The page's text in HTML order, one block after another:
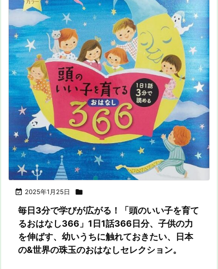
 2025年1月25日 
毎日3分で学びが広がる！「頭のいい子を育て
るおはなし366」1日1話366日分、子供の力
を伸ばす、幼いうちに触れておきたい、日本
の&世界の珠玉のおはなしセレクション。